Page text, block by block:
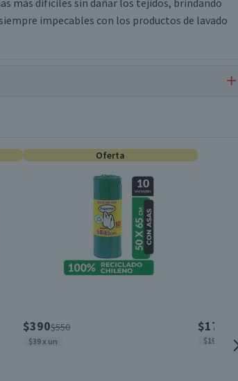
más difíciles sin dañar los tejidos, brindando
impecables con los productos de lavado
Oferta
$390$550
$39 x un
$1790
$1989 x lt